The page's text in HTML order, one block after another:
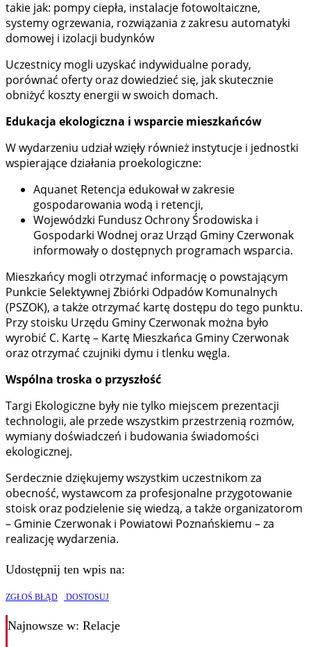
takie jak: pompy ciepła, instalacje fotowoltaiczne,
systemy ogrzewania, rozwiązania z zakresu automatyki
domowej i izolacji budynków
Uczestnicy mogli uzyskać indywidualne porady,
porównać oferty oraz dowiedzieć się, jak skutecznie
obniżyć koszty energii w swoich domach.
Edukacja ekologiczna i wsparcie mieszkańców
W wydarzeniu udział wzięły również instytucje i jednostki
wspierające działania proekologiczne:
Aquanet Retencja edukował w zakresie
gospodarowania wodą i retencji,
Wojewódzki Fundusz Ochrony Środowiska i
Gospodarki Wodnej oraz Urząd Gminy Czerwonak
informowały o dostępnych programach wsparcia.
Mieszkańcy mogli otrzymać informację o powstającym
Punkcie Selektywnej Zbiórki Odpadów Komunalnych
(PSZOK), a także otrzymać kartę dostępu do tego punktu.
Przy stoisku Urzędu Gminy Czerwonak można było
wyrobić C. Kartę – Kartę Mieszkańca Gminy Czerwonak
oraz otrzymać czujniki dymu i tlenku węgla.
Wspólna troska o przyszłość
Targi Ekologiczne były nie tylko miejscem prezentacji
technologii, ale przede wszystkim przestrzenią rozmów,
wymiany doświadczeń i budowania świadomości
ekologicznej.
Serdecznie dziękujemy wszystkim uczestnikom za
obecność, wystawcom za profesjonalne przygotowanie
stoisk oraz podzielenie się wiedzą, a także organizatorom
– Gminie Czerwonak i Powiatowi Poznańskiemu – za
realizację wydarzenia.
Udostępnij ten wpis na:
ZGŁOŚ BŁĄD DOSTOSUJ
Najnowsze w: Relacje